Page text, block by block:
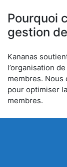
Pourquoi
gestion
Kananas
l’organisation
membres.
pour optimiser
membres.